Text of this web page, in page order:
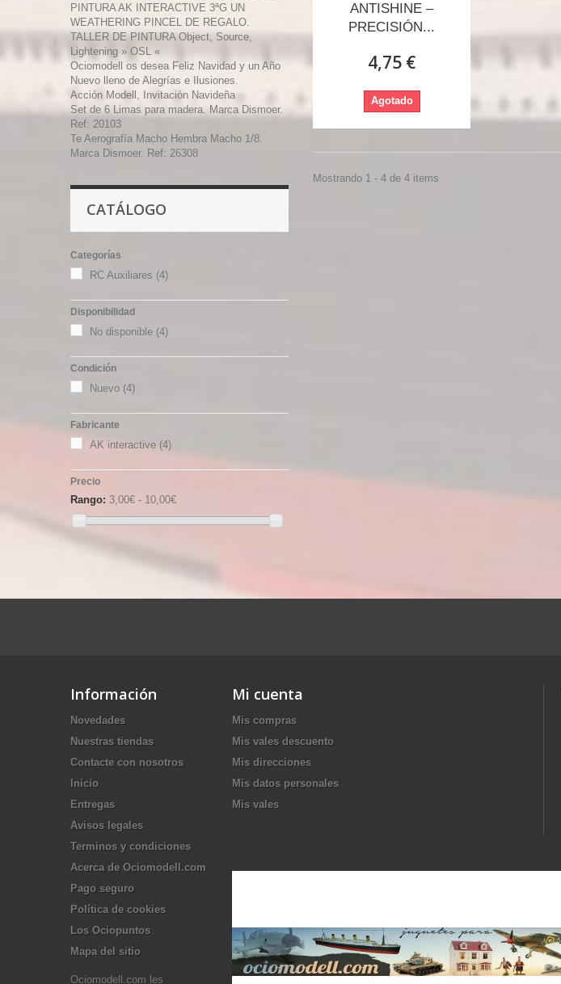
PINTURA AK INTERACTIVE 3ªG UN
WEATHERING PINCEL DE REGALO.
TALLER DE PINTURA Object, Source,
Lightening » OSL «
Ociomodell os desea Feliz Navidad y un Año
Nuevo lleno de Alegrías e Ilusiones.
Acción Modell, Invitación Navideña
Set de 6 Limas para madera. Marca Dismoer.
Ref: 20103
Te Aerografía Macho Hembra Macho 1/8.
Marca Dismoer. Ref: 26308
CATÁLOGO
Categorías
RC Auxiliares (4)
Disponibilidad
No disponible (4)
Condición
Nuevo (4)
Fabricante
AK interactive (4)
Precio
Rango: 3,00€ - 10,00€
ANTISHINE –
PRECISIÓN...
4,75 €
Agotado
Mostrando 1 - 4 de 4 items
Información
Novedades
Nuestras tiendas
Contacte con nosotros
Inicio
Entregas
Avisos legales
Terminos y condiciones
Acerca de Ociomodell.com
Pago seguro
Política de cookies
Los Ociopuntos
Mapa del sitio
Ociomodell.com les
Mi cuenta
Mis compras
Mis vales descuento
Mis direcciones
Mis datos personales
Mis vales